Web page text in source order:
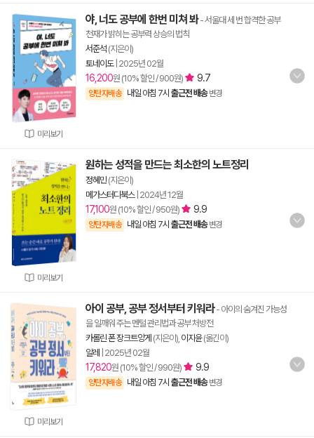
미리보기
야, 너도 공부에 한번 미쳐 봐- 서울대 세 번 합격한 공부
천재가 밝히는 공부력 상승의 법칙
서준석 (지은이)
토네이도| 2025년 02월
16,200원 (10% 할인 / 900원) 9.7
양탄자배송 내일 아침 7시 출근전 배송 변경
미리보기
원하는 성적을 만드는 최소한의 노트정리
정혜민(지은이)
메가스터디북스| 2024년 12월
17,100원 (10% 할인 / 950원) 9.9
양탄자배송 내일 아침 7시 출근전 배송 변경
미리보기
아이 공부, 공부 정서부터 키워라- 아이의 숨겨진 가능성
을 일깨워 주는 멘털 관리법과 공부 처방전
카롤린 폰 장크트앙게 (지은이), 이지윤(옮긴이)
알레
2025년 02월
17,820원 (10% 할인 / 990원) 9.9
양탄자배송 내일 아침 7시 출근전 배송 변경